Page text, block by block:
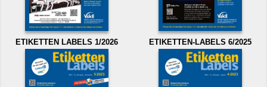
ETIKETTEN LABELS 1/2026 ETIKETTEN-LABELS 6/2025